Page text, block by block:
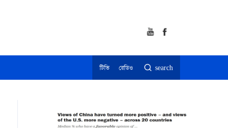
টিভি রেডিও search